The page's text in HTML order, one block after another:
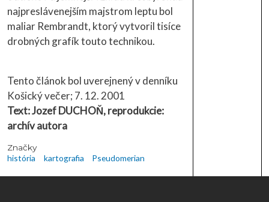
najpreslávenejším majstrom leptu bol
maliar Rembrandt, ktorý vytvoril tisíce
drobných grafík touto technikou.
Tento článok bol uverejnený v denníku
Košický večer; 7. 12. 2001
Text: Jozef DUCHOŇ, reprodukcie:
archív autora
Značky
história kartografia Pseudomerian